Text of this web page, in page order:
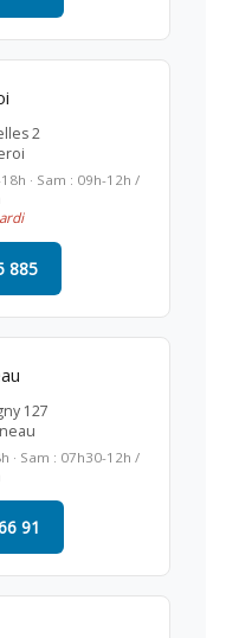
2
· Sam : 09h-12h /
885
127
· Sam : 07h30-12h /
91